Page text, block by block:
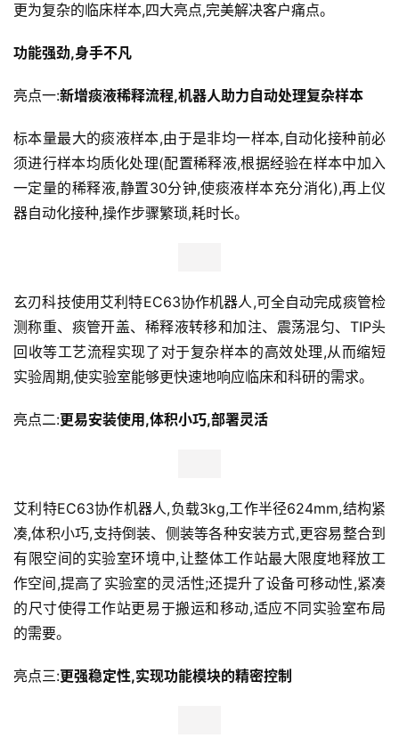
更为复杂的临床样本,四大亮点,完美解决客户痛点。
功能强劲,身手不凡
亮点一:新增痰液稀释流程,机器人助力自动处理复杂样本
标本量最大的痰液样本,由于是非均一样本,自动化接种前必
须进行样本均质化处理(配置稀释液,根据经验在样本中加入
一定量的稀释液,静置30分钟,使痰液样本充分消化),再上仪
器自动化接种,操作步骤繁琐,耗时长。
玄刃科技使用艾利特EC63协作机器人,可全自动完成痰管检
测称重、痰管开盖、稀释液转移和加注、震荡混匀、TIP头
回收等工艺流程实现了对于复杂样本的高效处理,从而缩短
实验周期,使实验室能够更快速地响应临床和科研的需求。
亮点二:更易安装使用,体积小巧,部署灵活
艾利特EC63协作机器人,负载3kg,工作半径624mm,结构紧
凑,体积小巧,支持倒装、侧装等各种安装方式,更容易整合到
有限空间的实验室环境中,让整体工作站最大限度地释放工
作空间,提高了实验室的灵活性;还提升了设备可移动性,紧凑
的尺寸使得工作站更易于搬运和移动,适应不同实验室布局
的需要。
亮点三:更强稳定性,实现功能模块的精密控制